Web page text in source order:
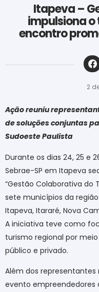
Itapeva –
impulsiona
encontro
2
Ação reuniu
de soluções conjuntas
Sudoeste Paulista
Durante os dias 24, 25 e
Sebrae-SP em Itapeva
“Gestão Colaborativa do
sete municípios da
Itapeva, Itararé, Nova
A iniciativa teve como
turismo regional por
público e privado.
Além dos
evento empreendedores